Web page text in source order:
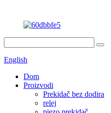
English
Dom
Proizvodi
Prekidač bez dodira
relej